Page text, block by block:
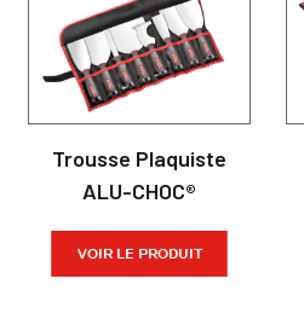
Trousse Plaquiste
ALU-CHOC®
VOIR LE PRODUIT